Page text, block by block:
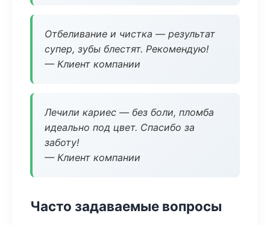
Отбеливание и чистка — результат
супер, зубы блестят. Рекомендую!
— Клиент компании
Лечили кариес — без боли, пломба
идеально под цвет. Спасибо за
заботу!
— Клиент компании
Часто задаваемые вопросы